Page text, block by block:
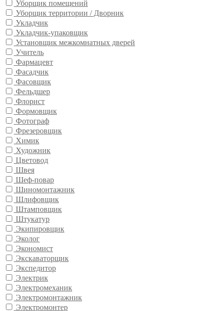
Уборщик помещений
Уборщик территории / Дворник
Укладчик
Укладчик-упаковщик
Установщик межкомнатных дверей
Учитель
Фармацевт
Фасадчик
Фасовщик
Фельдшер
Флорист
Формовщик
Фотограф
Фрезеровщик
Химик
Художник
Цветовод
Швея
Шеф-повар
Шиномонтажник
Шлифовщик
Штамповщик
Штукатур
Экипировщик
Эколог
Экономист
Экскаваторщик
Экспедитор
Электрик
Электромеханик
Электромонтажник
Электромонтер